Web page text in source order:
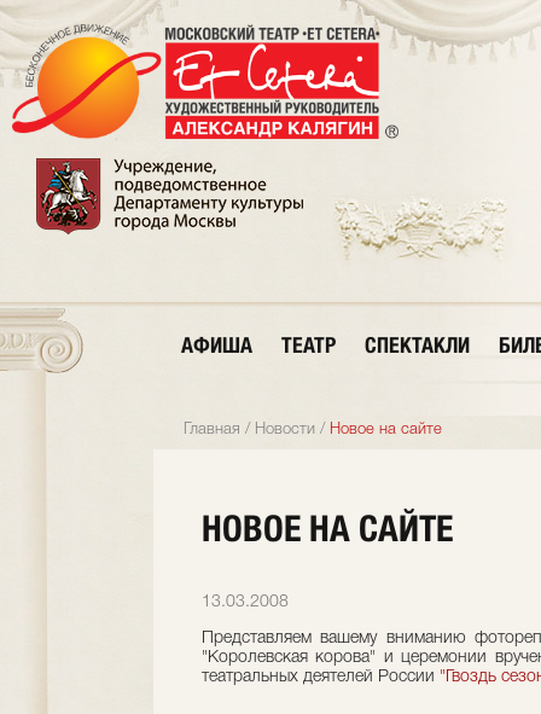
АФИША ТЕАТР СПЕКТАКЛИ
Главная / Новости / Новое на сайте
НОВОЕ НА САЙТЕ
13.03.2008
Представляем вашему вниманию
"Королевская корова" и церемонии
театральных деятелей России "Гвоздь